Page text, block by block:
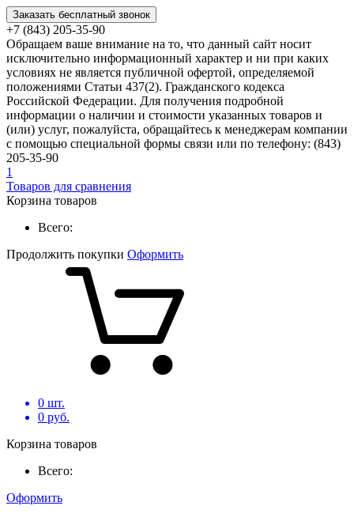
Заказать бесплатный звонок
+7 (843) 205-35-90
Обращаем ваше внимание на то, что данный сайт носит
исключительно информационный характер и ни при каких
условиях не является публичной офертой, определяемой
положениями Статьи 437(2). Гражданского кодекса
Российской Федерации. Для получения подробной
информации о наличии и стоимости указанных товаров и
(или) услуг, пожалуйста, обращайтесь к менеджерам компании
с помощью специальной формы связи или по телефону: (843)
205-35-90
1
Товаров для сравнения
Корзина товаров
Всего:
Продолжить покупки Оформить
0 шт.
0 руб.
Корзина товаров
Всего:
Оформить